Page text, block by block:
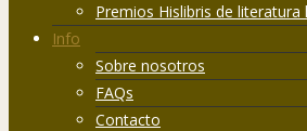
Premios Hislibris de literatura
Info
Sobre nosotros
FAQs
Contacto